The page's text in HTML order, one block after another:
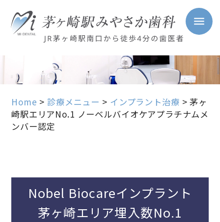
Home >診療メニュー > インプラント治療 >茅ヶ
崎駅エリアNo.1 ノーベルバイオケアプラチナムメ
ンバー認定
Nobel Biocareインプラント
茅ヶ崎エリア埋入数No.1